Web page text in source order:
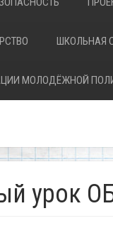
ШКОЛЬНАЯ
МОЛОДЁЖНОЙ
урок